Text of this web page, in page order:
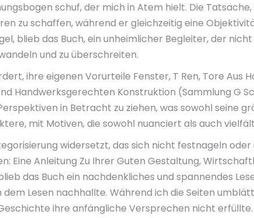
schuf, der mich in Atem hielt. Die
zu schaffen, während er gleichzeitig eine
blieb das Buch, ein unheimlicher Begleiter, der
und zu überschreiten.
ihre eigenen Vorurteile Fenster, T Ren, Tore Aus
Handwerksgerechten Konstruktion (Sammlung G
in Betracht zu ziehen, was sowohl seine
mit Motiven, die sowohl nuanciert als auch
widersetzt, das sich nicht festnageln
Eine Anleitung Zu Ihrer Guten Gestaltung,
das Buch ein nachdenkliches und spannendes
Lesen nachhallte. Während ich die Seiten
ihre anfängliche Versprechen nicht erfüllte.